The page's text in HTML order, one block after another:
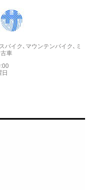
バイク､マウンテンバイク､ミ
車